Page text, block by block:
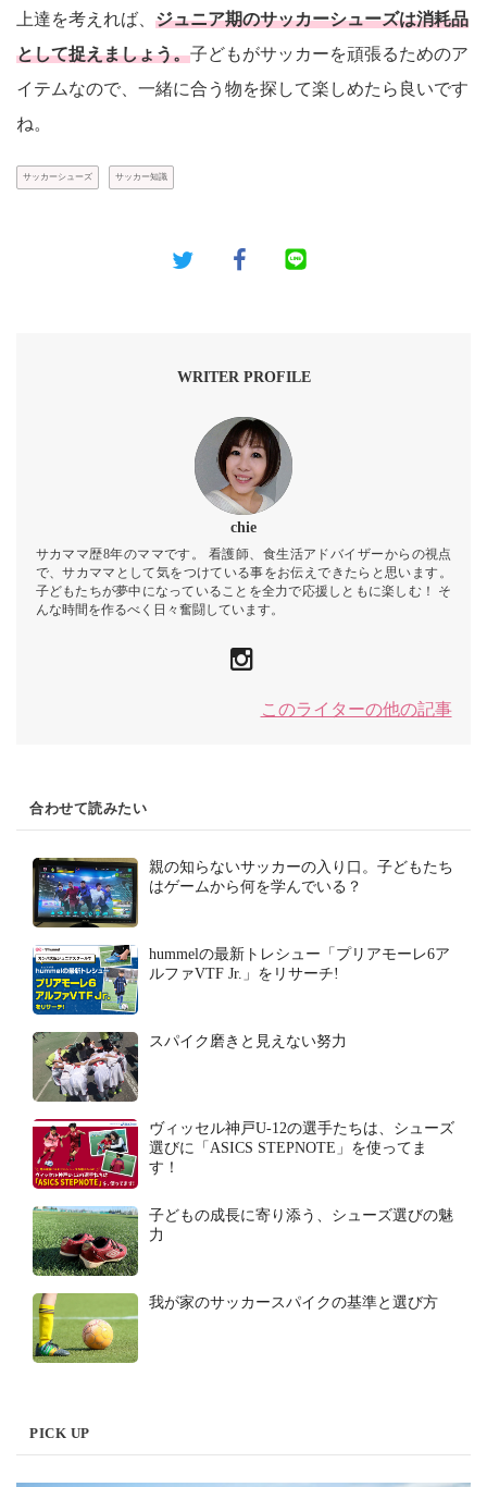
上達を考えれば、 ジュニア期のサッカーシューズは消耗品
として捉えましょう。子どもがサッカーを頑張るためのア
イテムなので、一緒に合う物を探して楽しめたら良いです
ね。
サッカーシューズ サッカー知識
WRITER PROFILE
chie
サカママ歴8年のママです。 看護師、食生活アドバイザーからの視点
で、サカママとして気をつけている事をお伝えできたらと思います。
子どもたちが夢中になっていることを全力で応援しともに楽しむ！ そ
んな時間を作るべく日々奮闘しています。
このライターの他の記事
合わせて読みたい
親の知らないサッカーの入り口。子どもたち
はゲームから何を学んでいる？
hummelの最新トレシュー「プリアモーレ6ア
ルファVTF Jr.」をリサーチ!
スパイク磨きと見えない努力
ヴィッセル神戸U-12の選手たちは、シューズ
選びに「ASICS STEPNOTE」を使ってま
す！
子どもの成長に寄り添う、シューズ選びの魅
力
我が家のサッカースパイクの基準と選び方
PICK UP